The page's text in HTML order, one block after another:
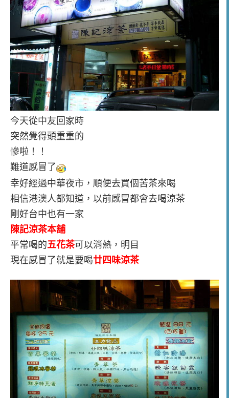
今天從中友回家時
突然覺得頭重重的
慘啦！！
難道感冒了
幸好經過中華夜市，順便去買個苦茶來喝
相信港澳人都知道，以前感冒都會去喝涼茶
剛好台中也有一家
陳記涼茶本舖
平常喝的五花茶可以消熱，明目
現在感冒了就是要喝廿四味涼茶